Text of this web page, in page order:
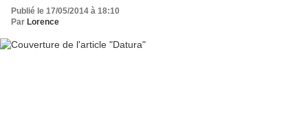
Publié le 17/05/2014 à 18:10
Par Lorence